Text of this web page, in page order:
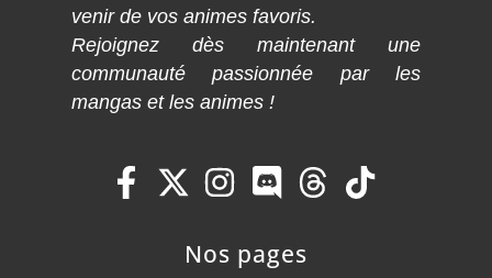
venir de vos animes favoris.
Rejoignez dès maintenant une
communauté passionnée par les
mangas et les animes !
Nos pages